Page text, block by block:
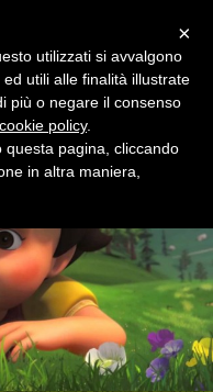
ALLA SALUTE
di formazione e
della salute
×
utilizzati si avvalgono
utili alle finalità illustrate
più o negare il consenso
cookie policy.
pagina, cliccando
in altra maniera,